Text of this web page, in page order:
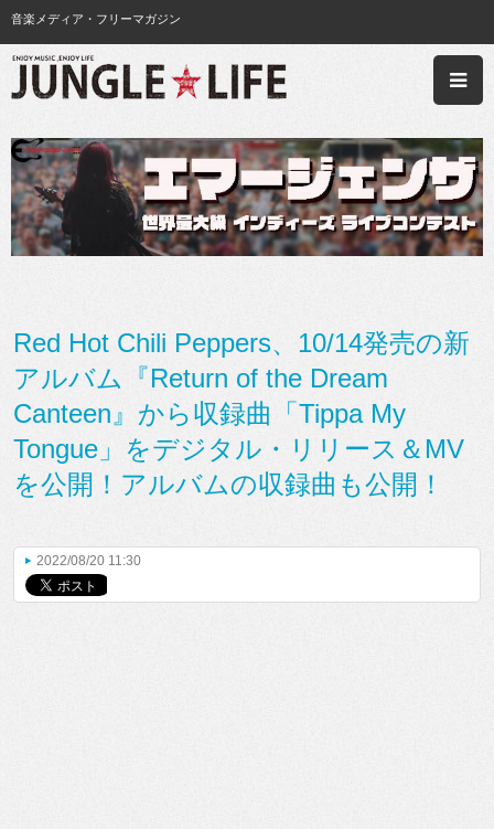
音楽メディア・フリーマガジン
Red Hot Chili Peppers、10/14発売の新
アルバム『Return of the Dream
Canteen』から収録曲「Tippa My
Tongue」をデジタル・リリース＆MV
を公開！アルバムの収録曲も公開！
2022/08/20 11:30